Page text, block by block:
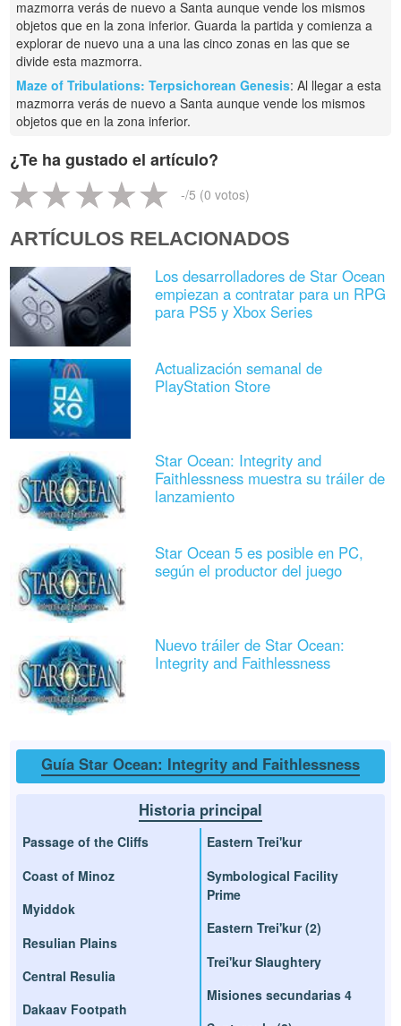
mazmorra verás de nuevo a Santa aunque vende los mismos
objetos que en la zona inferior. Guarda la partida y comienza a
explorar de nuevo una a una las cinco zonas en las que se
divide esta mazmorra.
Maze of Tribulations: Terpsichorean Genesis: Al llegar a esta
mazmorra verás de nuevo a Santa aunque vende los mismos
objetos que en la zona inferior.
¿Te ha gustado el artículo?
-/5 (0 votos)
ARTÍCULOS RELACIONADOS
Los desarrolladores de Star Ocean
empiezan a contratar para un RPG
para PS5 y Xbox Series
Actualización semanal de
PlayStation Store
Star Ocean: Integrity and
Faithlessness muestra su tráiler de
lanzamiento
Star Ocean 5 es posible en PC,
según el productor del juego
Nuevo tráiler de Star Ocean:
Integrity and Faithlessness
Guía Star Ocean: Integrity and Faithlessness
Historia principal
Passage of the Cliffs
Coast of Minoz
Myiddok
Resulian Plains
Central Resulia
Dakaav Footpath
Eastern Trei'kur
Symbological Facility
Prime
Eastern Trei'kur (2)
Trei'kur Slaughtery
Misiones secundarias 4